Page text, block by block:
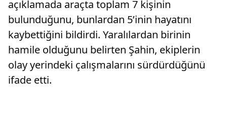
açıklamada araçta toplam 7 kişinin
bulunduğunu, bunlardan 5’inin hayatını
kaybettiğini bildirdi. Yaralılardan birinin
hamile olduğunu belirten Şahin, ekiplerin
olay yerindeki çalışmalarını sürdürdüğünü
ifade etti.